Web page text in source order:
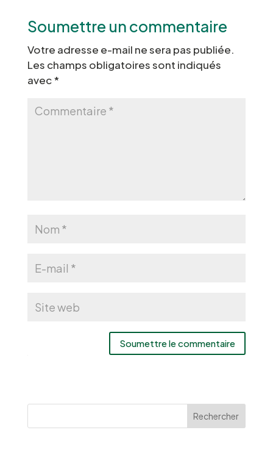
Soumettre un commentaire
Votre adresse e-mail ne sera pas publiée.
Les champs obligatoires sont indiqués
avec*
Soumettre le commentaire
Rechercher